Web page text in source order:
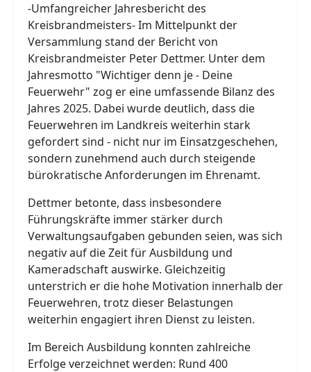
-Umfangreicher Jahresbericht des
Kreisbrandmeisters- Im Mittelpunkt der
Versammlung stand der Bericht von
Kreisbrandmeister Peter Dettmer. Unter dem
Jahresmotto "Wichtiger denn je - Deine
Feuerwehr" zog er eine umfassende Bilanz des
Jahres 2025. Dabei wurde deutlich, dass die
Feuerwehren im Landkreis weiterhin stark
gefordert sind - nicht nur im Einsatzgeschehen,
sondern zunehmend auch durch steigende
bürokratische Anforderungen im Ehrenamt.
Dettmer betonte, dass insbesondere
Führungskräfte immer stärker durch
Verwaltungsaufgaben gebunden seien, was sich
negativ auf die Zeit für Ausbildung und
Kameradschaft auswirke. Gleichzeitig
unterstrich er die hohe Motivation innerhalb der
Feuerwehren, trotz dieser Belastungen
weiterhin engagiert ihren Dienst zu leisten.
Im Bereich Ausbildung konnten zahlreiche
Erfolge verzeichnet werden: Rund 400